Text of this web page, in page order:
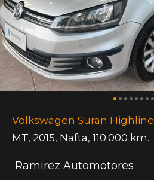
Volkswagen Suran Highline
MT, 2015, Nafta, 110.000 km.
Ramirez Automotores